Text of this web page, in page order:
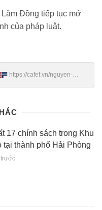
Đồng tiếp tục mở
của pháp luật.
https://cafef.vn/nguyen-
17 chính sách trong Khu
thành phố Hải Phòng